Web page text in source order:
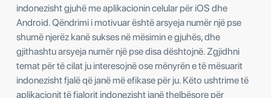
indonezisht gjuhë me aplikacionin celular për iOS dhe
Android. Qëndrimi i motivuar është arsyeja numër një pse
shumë njerëz kanë sukses në mësimin e gjuhës, dhe
gjithashtu arsyeja numër një pse disa dështojnë. Zgjidhni
temat për të cilat ju interesojnë ose mënyrën e të mësuarit
indonezisht fjalë që janë më efikase për ju. Këto ushtrime të
aplikacionit të fjalorit indonezisht janë thelbësore për